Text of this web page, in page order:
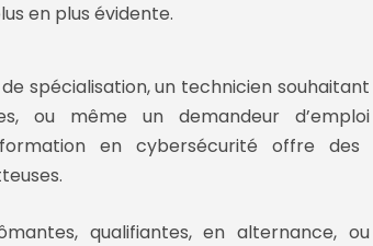
en plus évidente.
spécialisation, un technicien souhaitant
ou même un demandeur d’emploi
formation en cybersécurité offre des
, qualifiantes, en alternance, ou